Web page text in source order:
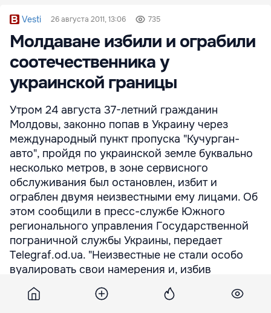
Vesti 26 августа 2011, 13:06 735
Молдаване избили и ограбили
соотечественника у
украинской границы
Утром 24 августа 37-летний гражданин
Молдовы, законно попав в Украину через
международный пункт пропуска "Кучурган-
авто", пройдя по украинской земле буквально
несколько метров, в зоне сервисного
обслуживания был остановлен, избит и
ограблен двумя неизвестными ему лицами. Об
этом сообщили в пресс-службе Южного
регионального управления Государственной
пограничной службы Украины, передает
Telegraf.od.ua. "Неизвестные не стали особо
вуалировать свои намерения и, избив
мужчину, отняли у него сумку, ...